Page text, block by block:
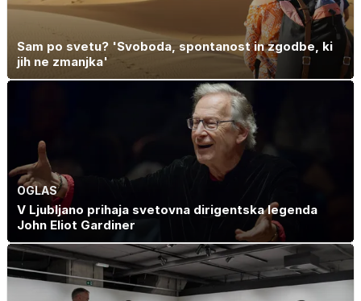
Sam po svetu? 'Svoboda, spontanost in zgodbe, ki
jih ne zmanjka'
OGLAS
V Ljubljano prihaja svetovna dirigentska legenda
John Eliot Gardiner